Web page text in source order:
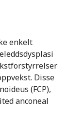
enkelt
Disse
(FCP),
anconeal